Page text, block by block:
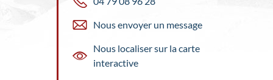
Nous envoyer un message
Nous localiser sur la carte
interactive